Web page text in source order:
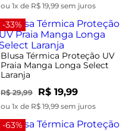
ou 1x de R$ 19,99 sem juros
-33%
Blusa Térmica Proteção UV
Praia Manga Longa Select
Laranja
R$ 29,99 R$ 19,99
ou 1x de R$ 19,99 sem juros
-63%